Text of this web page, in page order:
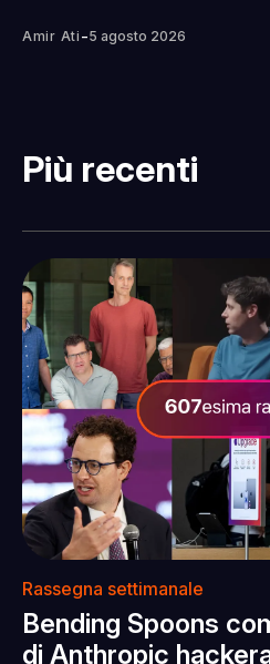
Amir Ati -5 agosto 2026
Più recenti
Rassegna settimanale
Bending Spoons
di Anthropic